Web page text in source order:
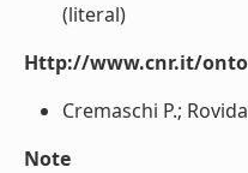
(literal)
Http://www.cnr.it/
Cremaschi P.;
Note